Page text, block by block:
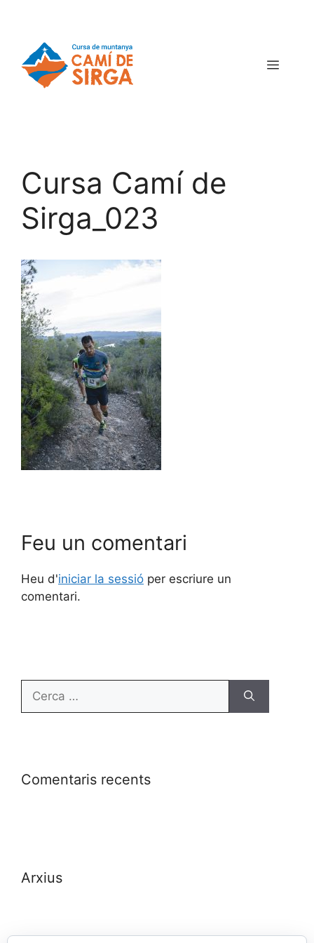
Cursa Camí de
Sirga_023
Feu un comentari
Heu d'iniciar la sessió per escriure un
comentari.
Comentaris recents
Arxius